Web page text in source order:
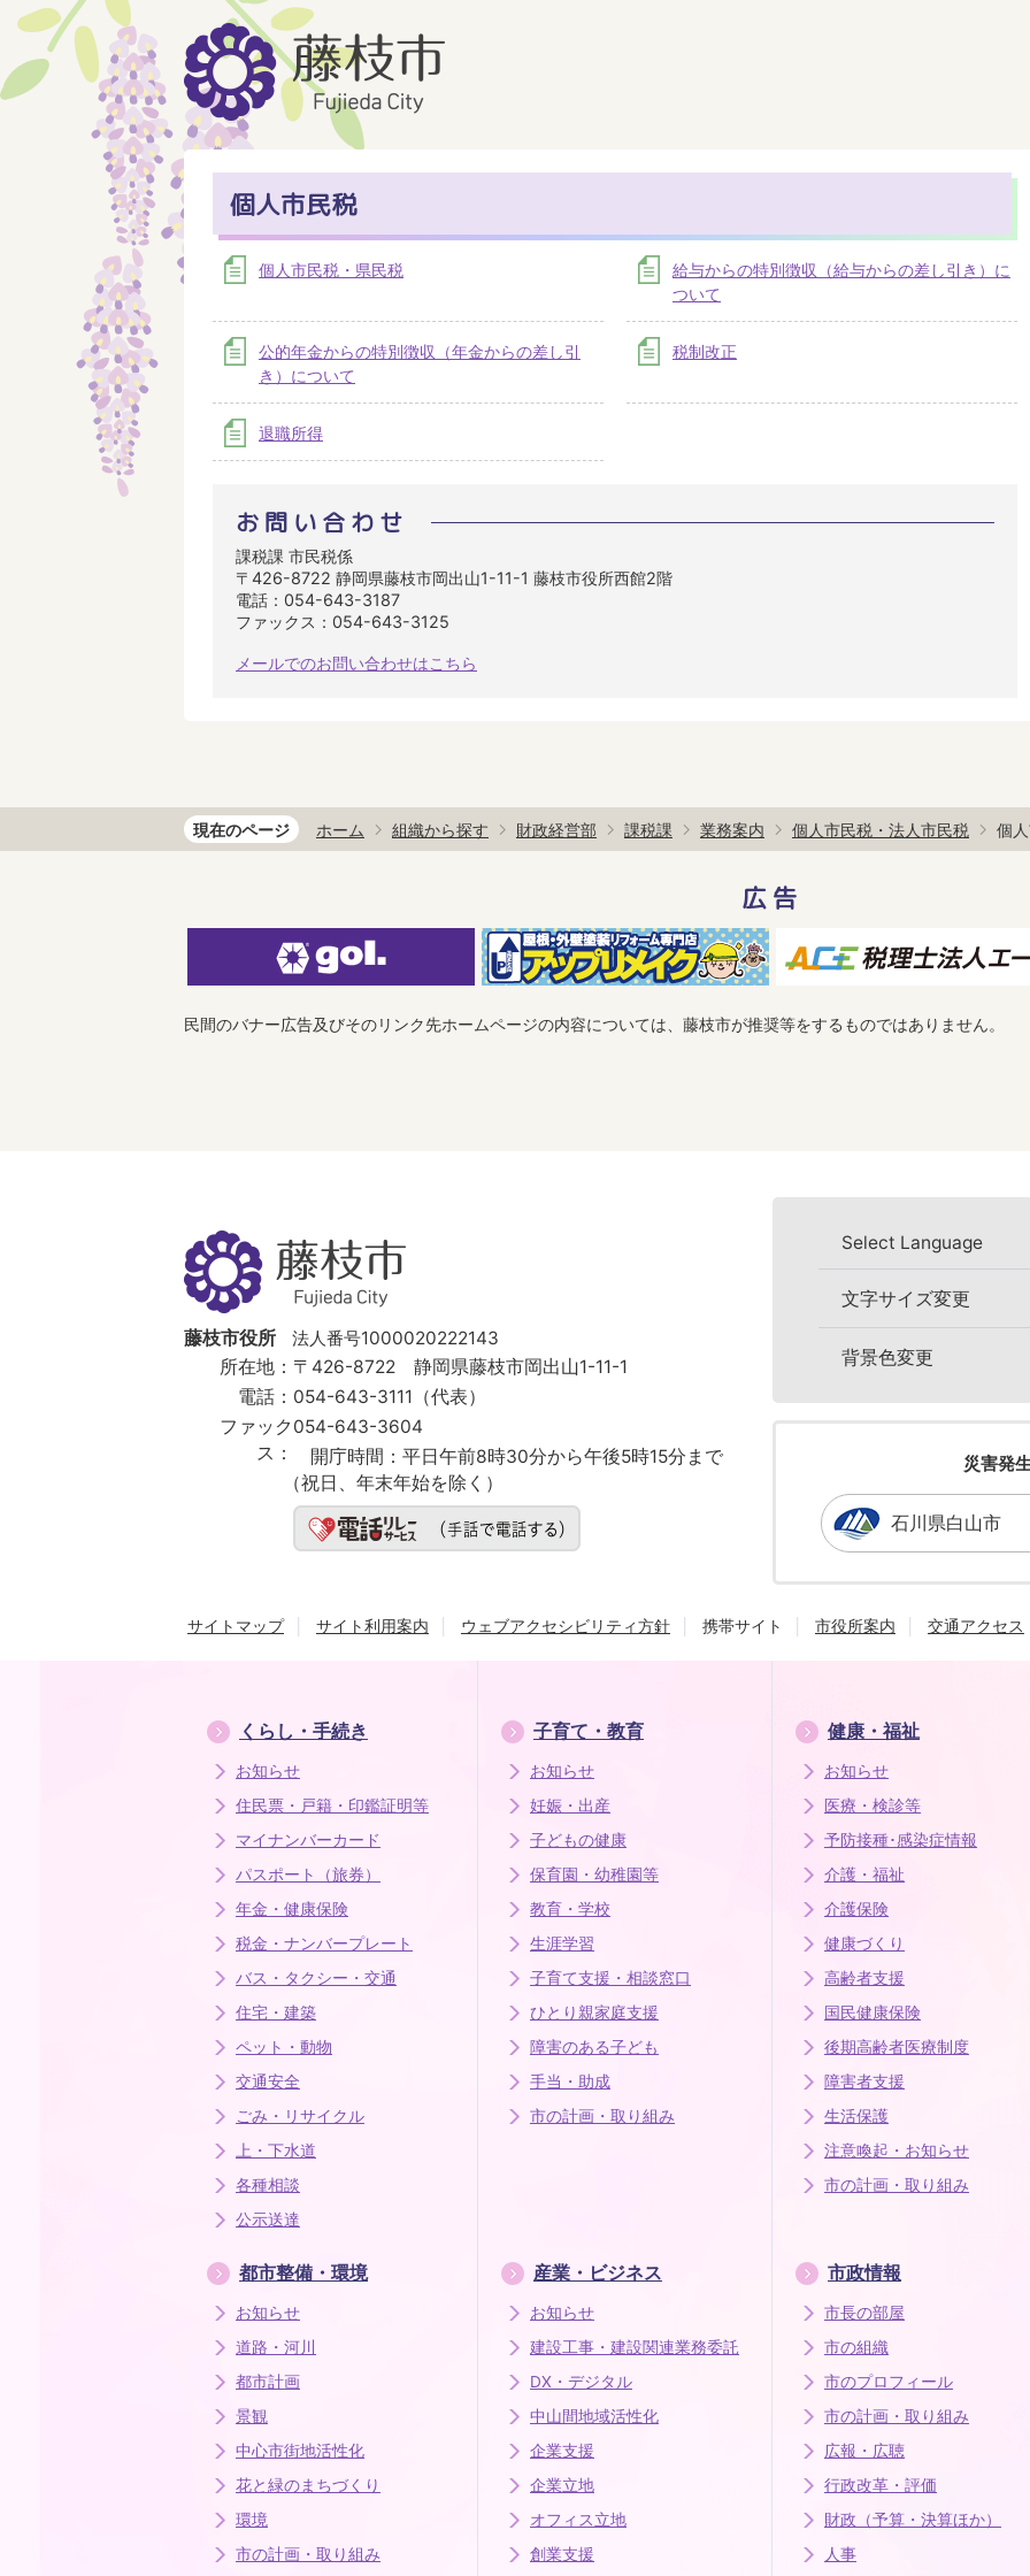
個人市民税
個人市民税・県民税
給与からの特別徴収（給与からの差し引き）に
ついて
公的年金からの特別徴収（年金からの差し引
き）について
税制改正
退職所得
お問い合わせ
課税課 市民税係
〒426-8722 静岡県藤枝市岡出山1-11-1 藤枝市役所西館2階
電話：054-643-3187
ファックス：054-643-3125
メールでのお問い合わせはこちら
現在のページ ホーム 組織から探す 財政経営部 課税課 業務案内 個人市民税・法人市民税 個
広告
民間のバナー広告及びそのリンク先ホームページの内容については、藤枝市が推奨等をするものではありません。
藤
枝
市
Fujieda
City
藤枝市役所
法人番号1000020222143
所在地： 〒426-8722 静岡県藤枝市岡出山1-11-1
電話： 054-643-3111（代表）
ファック
ス：
054-643-3604
開庁時間： 平日午前8時30分から午後5時15分まで
（祝日、年末年始を除く）
Select Language
文字サイズ変更
背景色変更
災害発
石川県白山市
サイトマップ サイト利用案内 ウェブアクセシビリティ方針 携帯サイト 市役所案内 交通アクセス
くらし・手続き
お知らせ
住民票・戸籍・印鑑証明等
マイナンバーカード
パスポート（旅券）
年金・健康保険
税金・ナンバープレート
バス・タクシー・交通
住宅・建築
ペット・動物
交通安全
ごみ・リサイクル
上・下水道
各種相談
公示送達
子育て・教育
お知らせ
妊娠・出産
子どもの健康
保育園・幼稚園等
教育・学校
生涯学習
子育て支援・相談窓口
ひとり親家庭支援
障害のある子ども
手当・助成
市の計画・取り組み
健康・福祉
お知らせ
医療・検診等
予防接種･感染症情報
介護・福祉
介護保険
健康づくり
高齢者支援
国民健康保険
後期高齢者医療制度
障害者支援
生活保護
注意喚起・お知らせ
市の計画・取り組み
都市整備・環境
お知らせ
道路・河川
都市計画
景観
中心市街地活性化
花と緑のまちづくり
環境
市の計画・取り組み
産業・ビジネス
お知らせ
建設工事・建設関連業務委託
DX・デジタル
中山間地域活性化
企業支援
企業立地
オフィス立地
創業支援
市政情報
市長の部屋
市の組織
市のプロフィール
市の計画・取り組み
広報・広聴
行政改革・評価
財政（予算・決算ほか）
人事